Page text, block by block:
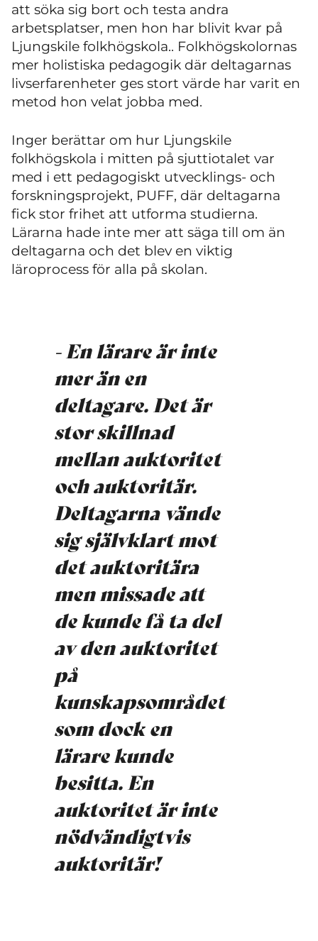
att söka sig bort och testa andra
arbetsplatser, men hon har blivit kvar på
Ljungskile folkhögskola.. Folkhögskolornas
mer holistiska pedagogik där deltagarnas
livserfarenheter ges stort värde har varit en
metod hon velat jobba med.
Inger berättar om hur Ljungskile
folkhögskola i mitten på sjuttiotalet var
med i ett pedagogiskt utvecklings- och
forskningsprojekt, PUFF, där deltagarna
fick stor frihet att utforma studierna.
Lärarna hade inte mer att säga till om än
deltagarna och det blev en viktig
läroprocess för alla på skolan.
- En lärare är inte
mer än en
deltagare. Det är
stor skillnad
mellan auktoritet
och auktoritär.
Deltagarna vände
sig självklart mot
det auktoritära
men missade att
de kunde få ta del
av den auktoritet
på
kunskapsområdet
som dock en
lärare kunde
besitta. En
auktoritet är inte
nödvändigtvis
auktoritär!